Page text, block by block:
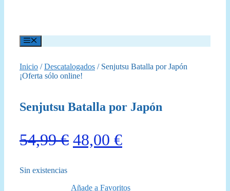
Menú
Inicio /Descatalogados / Senjutsu Batalla por Japón
¡Oferta sólo online!
Senjutsu Batalla por Japón
54,99€ El
48,00 €El
Sin existencias
Añade a Favoritos